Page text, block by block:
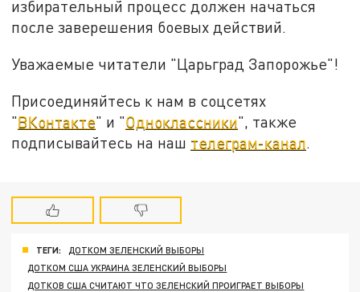
избирательный процесс должен начаться
после заверешения боевых действий.
Уважаемые читатели "Царьград Запорожье"!
Присоединяйтесь к нам в соцсетях
"ВКонтакте" и "Одноклассники", также
подписывайтесь на наш телеграм-канал.
ТЕГИ:
ДОТКОМ ЗЕЛЕНСКИЙ ВЫБОРЫ
ДОТКОМ США УКРАИНА ЗЕЛЕНСКИЙ ВЫБОРЫ
ДОТКОВ США СЧИТАЮТ ЧТО ЗЕЛЕНСКИЙ ПРОИГРАЕТ ВЫБОРЫ